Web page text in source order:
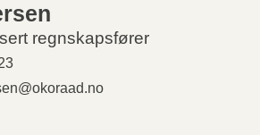
regnskapsfører